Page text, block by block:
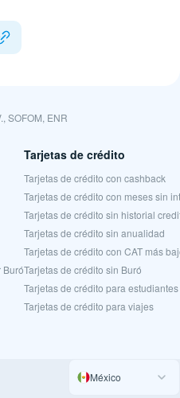
SOFOM, ENR
Buró
Tarjetas de crédito
Tarjetas de crédito con cashback
Tarjetas de crédito con meses sin
Tarjetas de crédito sin historial
Tarjetas de crédito sin anualidad
Tarjetas de crédito con CAT más
Tarjetas de crédito sin Buró
Tarjetas de crédito para estudiantes
Tarjetas de crédito para viajes
México